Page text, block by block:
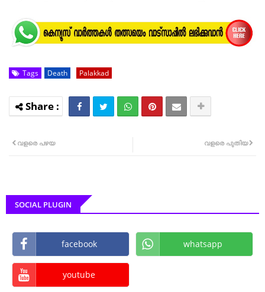
Tags Death Palakkad
വളരെ പുതിയ
വളരെ പഴയ
SOCIAL PLUGIN
facebook whatsapp
youtube